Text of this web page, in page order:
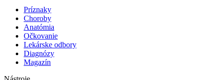
Príznaky
Choroby
Anatómia
Očkovanie
Lekárske odbory
Diagnózy
Magazín